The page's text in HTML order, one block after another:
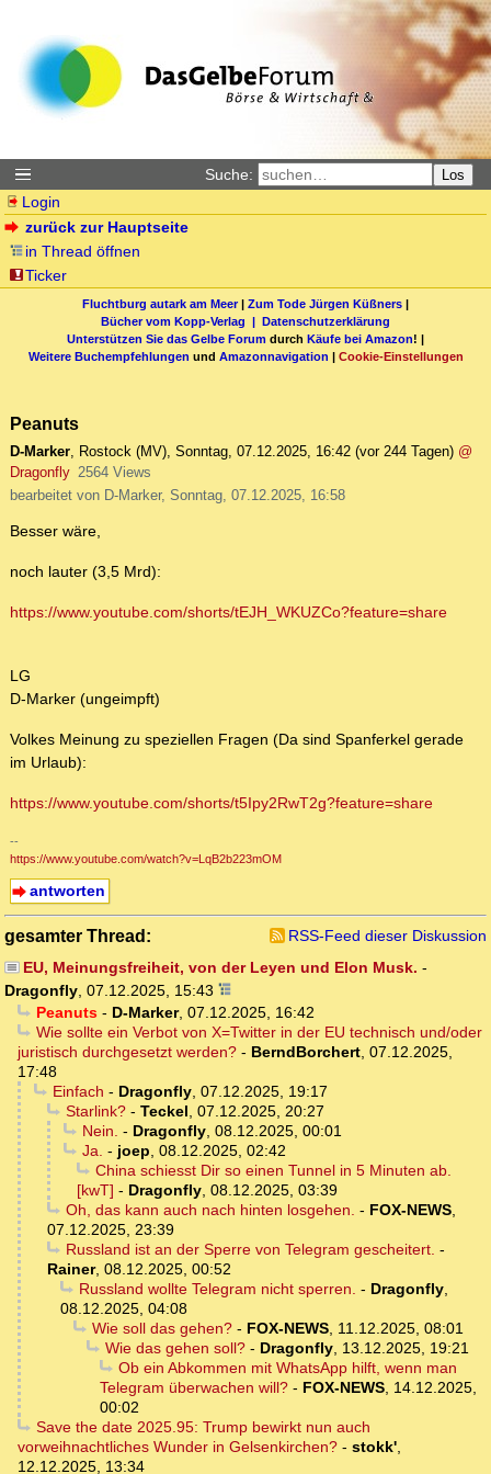
Suche: Los
Login
zurück zur Hauptseite
in Thread öffnen
Ticker
Fluchtburg autark am Meer| Zum Tode Jürgen Küßners |
Bücher vom Kopp-Verlag | Datenschutzerklärung
Unterstützen Sie das Gelbe Forum durch Käufe bei Amazon! |
Weitere Buchempfehlungen und Amazonnavigation | Cookie-Einstellungen
Peanuts
D-Marker, Rostock (MV), Sonntag, 07.12.2025, 16:42 (vor 244 Tagen) @
Dragonfly 2564 Views
bearbeitet von D-Marker, Sonntag, 07.12.2025, 16:58
Besser wäre,
noch lauter (3,5 Mrd):
https://www.youtube.com/shorts/tEJH_WKUZCo?feature=share
LG
D-Marker (ungeimpft)
Volkes Meinung zu speziellen Fragen (Da sind Spanferkel gerade
im Urlaub):
https://www.youtube.com/shorts/t5Ipy2RwT2g?feature=share
--
https://www.youtube.com/watch?v=LqB2b223mOM
antworten
gesamter Thread:
RSS-Feed dieser Diskussion
EU, Meinungsfreiheit, von der Leyen und Elon Musk. -
Dragonfly, 07.12.2025, 15:43
Peanuts- D-Marker, 07.12.2025, 16:42
Wie sollte ein Verbot von X=Twitter in der EU technisch und/oder
juristisch durchgesetzt werden? - BerndBorchert, 07.12.2025,
17:48
Einfach - Dragonfly, 07.12.2025, 19:17
Starlink?- Teckel, 07.12.2025, 20:27
Nein. - Dragonfly, 08.12.2025, 00:01
Ja. - joep, 08.12.2025, 02:42
China schiesst Dir so einen Tunnel in 5 Minuten ab.
[kwT] - Dragonfly, 08.12.2025, 03:39
Oh, das kann auch nach hinten losgehen. - FOX-NEWS,
07.12.2025, 23:39
Russland ist an der Sperre von Telegram gescheitert. -
Rainer, 08.12.2025, 00:52
Russland wollte Telegram nicht sperren. - Dragonfly,
08.12.2025, 04:08
Wie soll das gehen?- FOX-NEWS, 11.12.2025, 08:01
Wie das gehen soll?- Dragonfly, 13.12.2025, 19:21
Ob ein Abkommen mit WhatsApp hilft, wenn man
Telegram überwachen will? - FOX-NEWS, 14.12.2025,
00:02
Save the date 2025.95: Trump bewirkt nun auch
vorweihnachtliches Wunder in Gelsenkirchen? - stokk',
12.12.2025, 13:34